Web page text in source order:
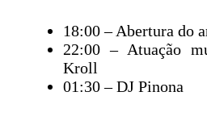
18:00 – Abertura do
22:00 – Atuação
Kroll
01:30 – DJ Pinona